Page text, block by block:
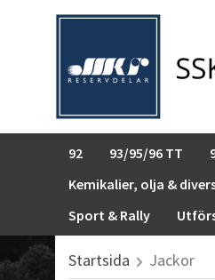
92 93/95/96 TT
Kemikalier, olja &
Sport & Rally
Startsida Jackor